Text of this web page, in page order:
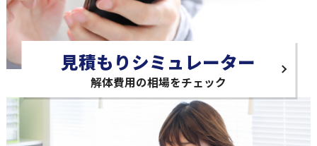
見積もりシミュレーター
解体費用の相場をチェック